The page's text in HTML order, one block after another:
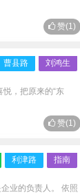
赞(1)
曹县路 刘鸿生
，把原来的“东
赞(1)
利津路 指南
业的负责人。 依照